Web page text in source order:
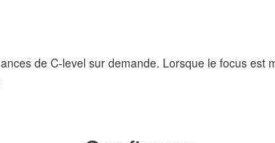
de C-level sur demande. Lorsque le focus